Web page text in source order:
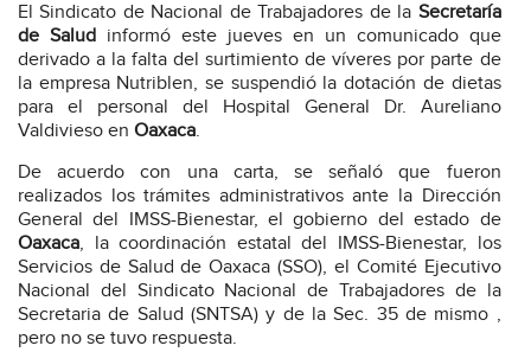
El Sindicato de Nacional de Trabajadores de la Secretaría
de Salud informó este jueves en un comunicado que
derivado a la falta del surtimiento de víveres por parte de
la empresa Nutriblen, se suspendió la dotación de dietas
para el personal del Hospital General Dr. Aureliano
Valdivieso en Oaxaca.
De acuerdo con una carta, se señaló que fueron
realizados los trámites administrativos ante la Dirección
General del IMSS-Bienestar, el gobierno del estado de
Oaxaca, la coordinación estatal del IMSS-Bienestar, los
Servicios de Salud de Oaxaca (SSO), el Comité Ejecutivo
Nacional del Sindicato Nacional de Trabajadores de la
Secretaria de Salud (SNTSA) y de la Sec. 35 de mismo ,
pero no se tuvo respuesta.